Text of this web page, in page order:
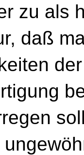
zu als
daß